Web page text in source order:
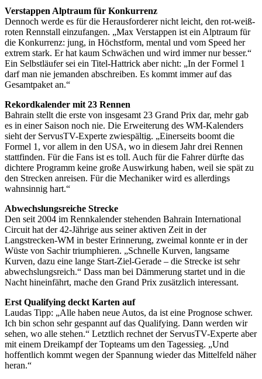
Verstappen Alptraum für Konkurrenz
Dennoch werde es für die Herausforderer nicht leicht, den rot-weiß-
roten Rennstall einzufangen. „Max Verstappen ist ein Alptraum für
die Konkurrenz: jung, in Höchstform, mental und vom Speed her
extrem stark. Er hat kaum Schwächen und wird immer nur besser.“
Ein Selbstläufer sei ein Titel-Hattrick aber nicht: „In der Formel 1
darf man nie jemanden abschreiben. Es kommt immer auf das
Gesamtpaket an.“
Rekordkalender mit 23 Rennen
Bahrain stellt die erste von insgesamt 23 Grand Prix dar, mehr gab
es in einer Saison noch nie. Die Erweiterung des WM-Kalenders
sieht der ServusTV-Experte zwiespältig. „Einerseits boomt die
Formel 1, vor allem in den USA, wo in diesem Jahr drei Rennen
stattfinden. Für die Fans ist es toll. Auch für die Fahrer dürfte das
dichtere Programm keine große Auswirkung haben, weil sie spät zu
den Strecken anreisen. Für die Mechaniker wird es allerdings
wahnsinnig hart.“
Abwechslungsreiche Strecke
Den seit 2004 im Rennkalender stehenden Bahrain International
Circuit hat der 42-Jährige aus seiner aktiven Zeit in der
Langstrecken-WM in bester Erinnerung, zweimal konnte er in der
Wüste von Sachir triumphieren. „Schnelle Kurven, langsame
Kurven, dazu eine lange Start-Ziel-Gerade – die Strecke ist sehr
abwechslungsreich.“ Dass man bei Dämmerung startet und in die
Nacht hineinfährt, mache den Grand Prix zusätzlich interessant.
Erst Qualifying deckt Karten auf
Laudas Tipp: „Alle haben neue Autos, da ist eine Prognose schwer.
Ich bin schon sehr gespannt auf das Qualifying. Dann werden wir
sehen, wo alle stehen.“ Letztlich rechnet der ServusTV-Experte aber
mit einem Dreikampf der Topteams um den Tagessieg. „Und
hoffentlich kommt wegen der Spannung wieder das Mittelfeld näher
heran.“